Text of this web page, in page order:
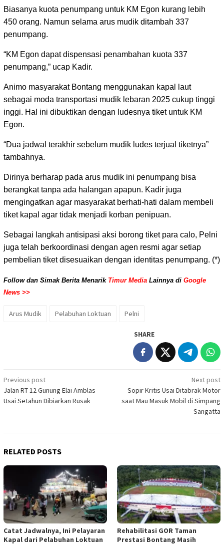
Biasanya kuota penumpang untuk KM Egon kurang lebih
450 orang. Namun selama arus mudik ditambah 337
penumpang.
“KM Egon dapat dispensasi penambahan kuota 337
penumpang,” ucap Kadir.
Animo masyarakat Bontang menggunakan kapal laut
sebagai moda transportasi mudik lebaran 2025 cukup tinggi
inggi. Hal ini dibuktikan dengan ludesnya tiket untuk KM
Egon.
“Dua jadwal terakhir sebelum mudik ludes terjual tiketnya”
tambahnya.
Dirinya berharap pada arus mudik ini penumpang bisa
berangkat tanpa ada halangan apapun. Kadir juga
mengingatkan agar masyarakat berhati-hati dalam membeli
tiket kapal agar tidak menjadi korban penipuan.
Sebagai langkah antisipasi aksi borong tiket para calo, Pelni
juga telah berkoordinasi dengan agen resmi agar setiap
pembelian tiket disesuaikan dengan identitas penumpang. (*)
Follow dan Simak Berita Menarik Timur Media Lainnya di Google
News >>
Arus Mudik Pelabuhan Loktuan Pelni
SHARE
Post
navigation
Previous post
Jalan RT 12 Gunung Elai Amblas
Usai Setahun Dibiarkan Rusak
Next post
Sopir Kritis Usai Ditabrak Motor
saat Mau Masuk Mobil di Simpang
Sangatta
RELATED POSTS
Catat Jadwalnya, Ini Pelayaran
Kapal dari Pelabuhan Loktuan
Rehabilitasi GOR Taman
Prestasi Bontang Masih